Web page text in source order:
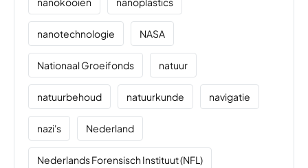
nanotechnologie NASA
Nationaal Groeifonds natuur
natuurbehoud natuurkunde navigatie
nazi's Nederland
Nederlands Forensisch Instituut (NFL)